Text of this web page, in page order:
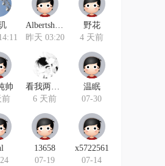
Albertshosy
昨天 03:20
野花
4 天前
帅
前
看我两米八
6 天前
温眠
07-30
13658
07-19
x5722561
07-14